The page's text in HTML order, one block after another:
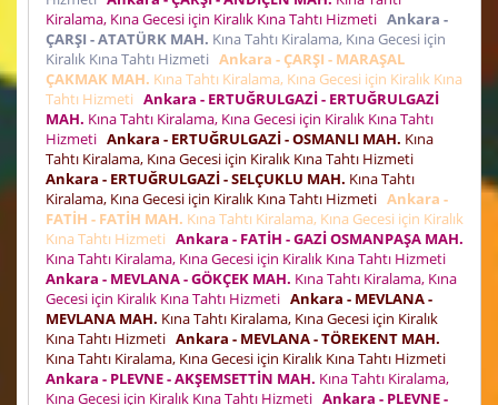
Kiralama, Kına Gecesi için Kiralık Kına Tahtı Hizmeti Ankara -
ÇARŞI - ATATÜRK MAH. Kına Tahtı Kiralama, Kına Gecesi için
Kiralık Kına Tahtı Hizmeti Ankara - ÇARŞI - MARAŞAL
ÇAKMAK MAH. Kına Tahtı Kiralama, Kına Gecesi için Kiralık Kına
Tahtı Hizmeti Ankara - ERTUĞRULGAZİ - ERTUĞRULGAZİ
MAH. Kına Tahtı Kiralama, Kına Gecesi için Kiralık Kına Tahtı
Hizmeti Ankara - ERTUĞRULGAZİ - OSMANLI MAH. Kına
Tahtı Kiralama, Kına Gecesi için Kiralık Kına Tahtı Hizmeti
Ankara - ERTUĞRULGAZİ - SELÇUKLU MAH. Kına Tahtı
Kiralama, Kına Gecesi için Kiralık Kına Tahtı Hizmeti Ankara -
FATİH - FATİH MAH. Kına Tahtı Kiralama, Kına Gecesi için Kiralık
Kına Tahtı Hizmeti Ankara - FATİH - GAZİ OSMANPAŞA MAH.
Kına Tahtı Kiralama, Kına Gecesi için Kiralık Kına Tahtı Hizmeti
Ankara - MEVLANA - GÖKÇEK MAH. Kına Tahtı Kiralama, Kına
Gecesi için Kiralık Kına Tahtı Hizmeti Ankara - MEVLANA -
MEVLANA MAH. Kına Tahtı Kiralama, Kına Gecesi için Kiralık
Kına Tahtı Hizmeti Ankara - MEVLANA - TÖREKENT MAH.
Kına Tahtı Kiralama, Kına Gecesi için Kiralık Kına Tahtı Hizmeti
Ankara - PLEVNE - AKŞEMSETTİN MAH. Kına Tahtı Kiralama,
Kına Gecesi için Kiralık Kına Tahtı Hizmeti Ankara - PLEVNE -